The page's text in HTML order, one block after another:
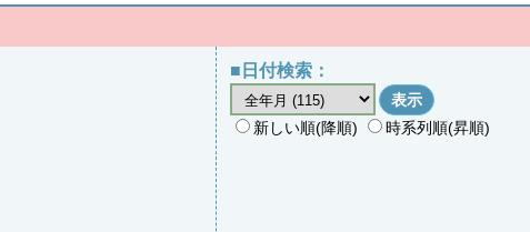
■日付検索：
新しい順(降順) 時系列順(昇順)